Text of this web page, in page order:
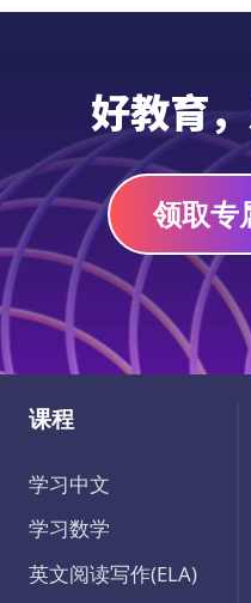
好教育
领取专
课程
学习中文
学习数学
英文阅读写作(ELA)